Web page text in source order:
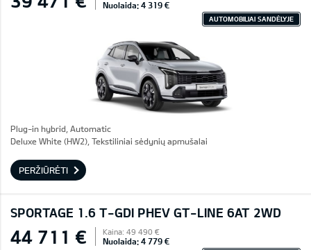
Nuolaida: 4 319 €
AUTOMOBILIAI SANDĖLYJE
Plug-in hybrid, Automatic
Deluxe White (HW2), Tekstiliniai sėdynių apmušalai
PERŽIŪRĖTI
SPORTAGE 1.6 T-GDI PHEV GT-LINE 6AT 2WD
44 711 € Kaina: 49 490 €
Nuolaida: 4 779 €